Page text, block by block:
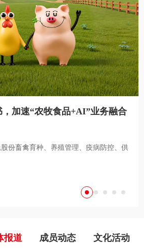
加速“农牧食品+AI”业务融合
份畜禽育种、养殖管理、疫病防控、供
，温氏股份以全产业链创新作
《财富》中国500强榜单
氏股份董事长温志芬：现代农
》走进温氏：看中华土鸡如何
报道 成员动态 文化活动